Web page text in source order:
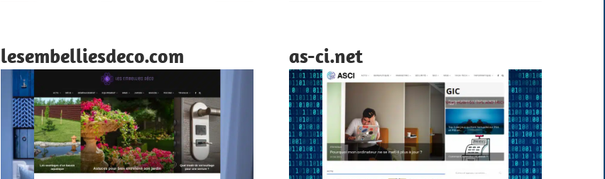
lesembelliesdeco.com as-ci.net